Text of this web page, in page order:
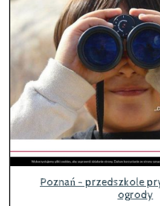
Poznań - przedszkole
ogrody